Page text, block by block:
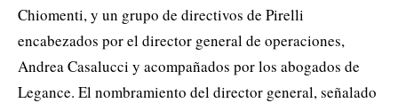
Chiomenti, y un grupo de directivos de Pirelli
encabezados por el director general de operaciones,
Andrea Casalucci y acompañados por los abogados de
Legance. El nombramiento del director general, señalado